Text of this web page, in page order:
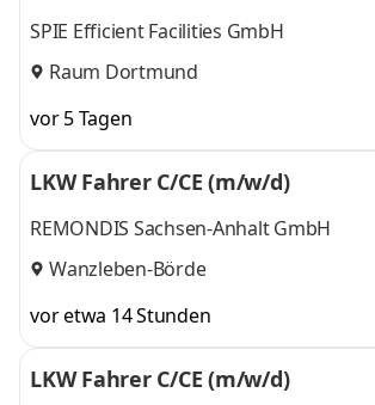
SPIE Efficient Facilities GmbH
Raum Dortmund
vor 5 Tagen
LKW Fahrer C/CE (m/w/d)
REMONDIS Sachsen-Anhalt GmbH
Wanzleben-Börde
vor etwa 14 Stunden
LKW Fahrer C/CE (m/w/d)